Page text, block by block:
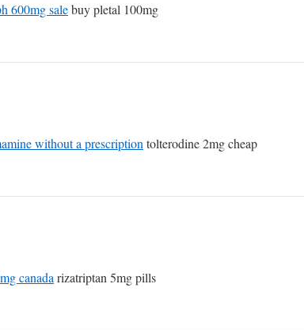
600mg salebuy pletal 100mg
without a prescription tolterodine 2mg cheap
canada rizatriptan 5mg pills